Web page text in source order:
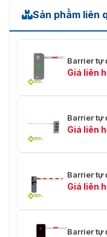
Sản phẩm liên
Barrier tự
Giá liên
Barrier tự
Giá liên
Barrier tự
Giá liên
Barrier tự